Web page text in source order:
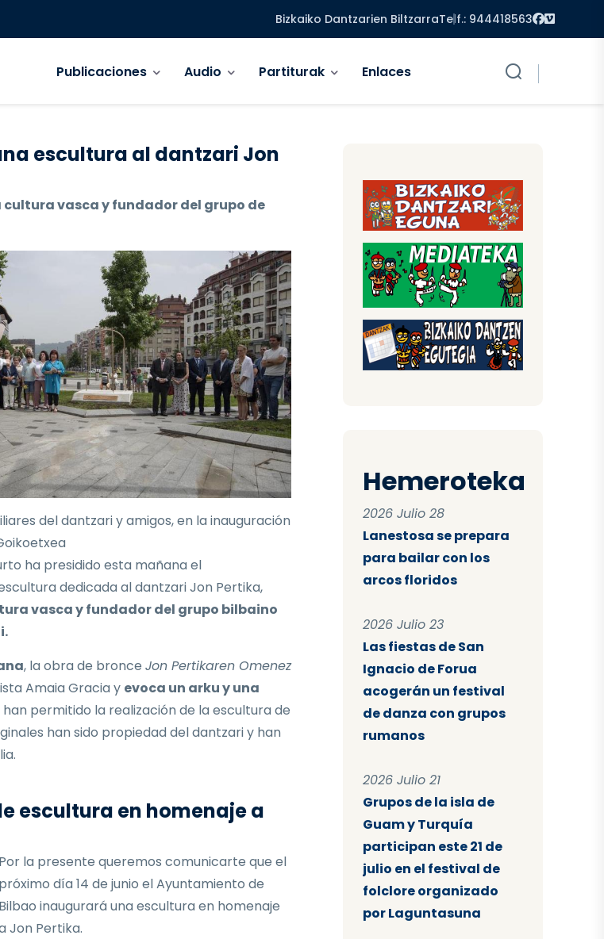
Bizkaiko Dantzarien BiltzarraTelf.: 944418563 Facebook
Vimeo
Publicaciones Audio Partiturak Enlaces
escultura al dantzari Jon
cultura vasca y fundador del grupo de
del dantzari y amigos, en la inauguración
ha presidido esta mañana el
dedicada al dantzari Jon Pertika,
vasca y fundador del grupo bilbaino
, la obra de bronce Jon Pertikaren Omenez
Amaia Gracia y evoca un arku y una
han permitido la realización de la escultura de
han sido propiedad del dantzari y han
escultura en homenaje a
Por la presente queremos comunicarte que el
próximo día 14 de junio el Ayuntamiento de
Bilbao inaugurará una escultura en homenaje
Jon Pertika.
Hemeroteka
2026 Julio 28
Lanestosa se prepara
para bailar con los
arcos floridos
2026 Julio 23
Las fiestas de San
Ignacio de Forua
acogerán un festival
de danza con grupos
rumanos
2026 Julio 21
Grupos de la isla de
Guam y Turquía
participan este 21 de
julio en el festival de
folclore organizado
por Laguntasuna